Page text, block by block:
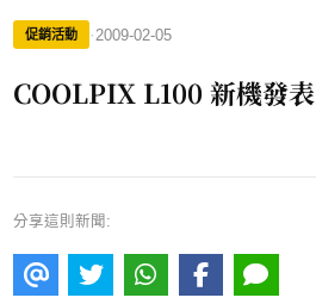
促銷活動 · 2009-02-05
COOLPIX L100 新機發表
分享這則新聞: